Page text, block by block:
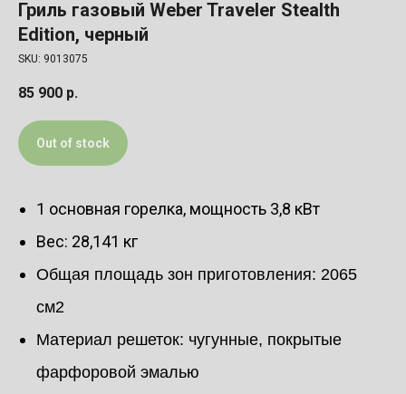
Гриль газовый Weber Traveler Stealth
Edition, черный
SKU: 9013075
85 900 р.
Out of stock
1 основная горелка, мощность 3,8 кВт
Вес: 28,141 кг
Общая площадь зон приготовления: 2065
см2
Материал решеток: чугунные, покрытые
фарфоровой эмалью